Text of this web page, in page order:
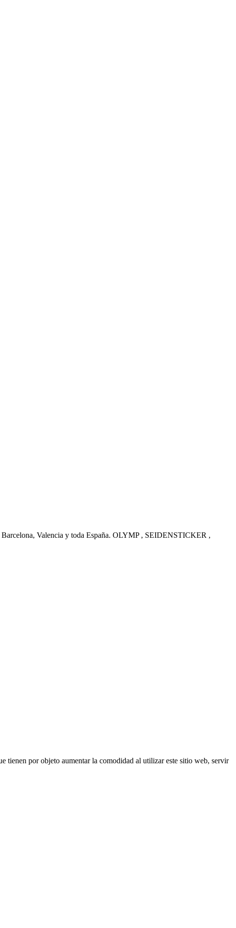
Barcelona, Valencia y toda España. OLYMP , SEIDENSTICKER ,
tienen por objeto aumentar la comodidad al utilizar este sitio web, servir